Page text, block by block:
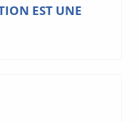
EST UNE